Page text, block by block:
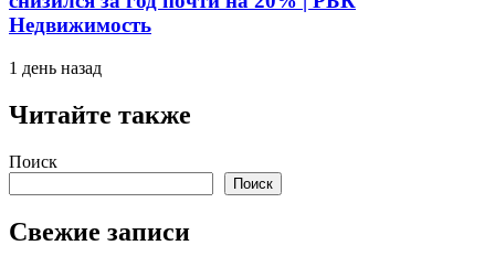
Недвижимость
1 день назад
Читайте также
Поиск
Поиск
Свежие записи